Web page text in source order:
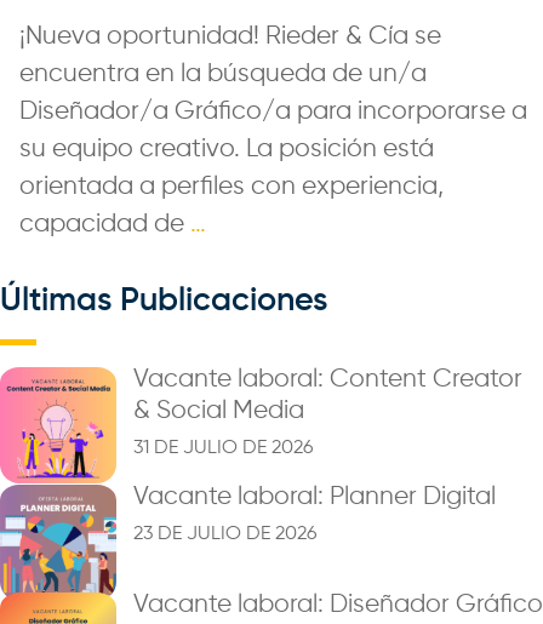
¡Nueva oportunidad! Rieder & Cía se
encuentra en la búsqueda de un/a
Diseñador/a Gráfico/a para incorporarse a
su equipo creativo. La posición está
orientada a perfiles con experiencia,
capacidad de …
Últimas Publicaciones
Vacante laboral: Content Creator
& Social Media
31 DE JULIO DE 2026
Vacante laboral: Planner Digital
23 DE JULIO DE 2026
Vacante laboral: Diseñador Gráfico